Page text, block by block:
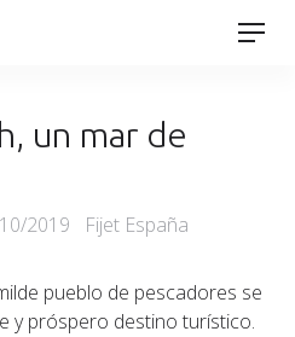
un mar de
2019 Fijet España
pueblo de pescadores se
y próspero destino turístico.